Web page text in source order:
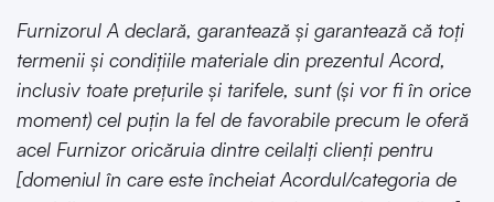
Furnizorul A declară, garantează și garantează că toți
termenii și condițiile materiale din prezentul Acord,
inclusiv toate prețurile și tarifele, sunt (și vor fi în orice
moment) cel puțin la fel de favorabile precum le oferă
acel Furnizor oricăruia dintre ceilalți clienți pentru
[domeniul în care este încheiat Acordul/categoria de